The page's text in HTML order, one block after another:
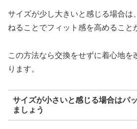
サイズが少し大きいと感じる場合は
ねることでフィット感を高めること
この方法なら交換をせずに着心地を
ります。
サイズが小さいと感じる場合はパ
ましょう